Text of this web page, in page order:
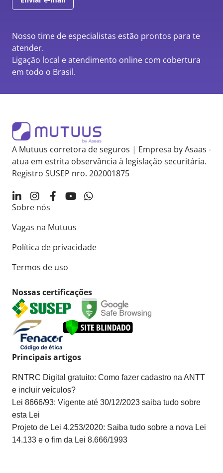
Nosso time de especialistas estão prontos para te
atender.
Ligação local e atendimento online com cobertura
em todo o Brasil.
A Mutuus corretora de seguros | Empresa by Asaas -
atua em estrita observância à legislação securitária.
Registro SUSEP nro. 202001875
Sobre nós
Vagas na Mutuus
Política de privacidade
Termos de uso
Nossas certificações
Principais artigos
RNTRC Digital gratuito: Como fazer cadastro na ANTT
e incluir veículos?
Lei 8666/93: Vigente até 30/12/2023 saiba tudo sobre
esta Lei
Projeto de Lei 4.253/2020: Saiba tudo sobre a nova Lei
14.133 e o fim da Lei 8.666/1993